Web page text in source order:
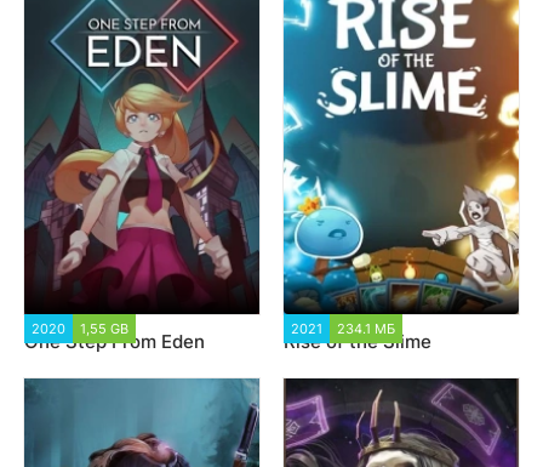
2020 1,55 GB
One Step From Eden
2021 234.1 МБ
Rise of the Slime